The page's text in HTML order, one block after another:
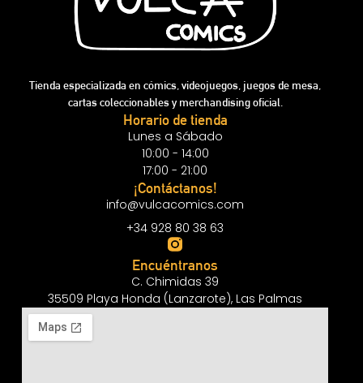
Tienda especializada en cómics, videojuegos, juegos de mesa,
cartas coleccionables y merchandising oficial.
Horario de tienda
Lunes a Sábado
10:00 - 14:00
17:00 - 21:00
¡Contáctanos!
info@vulcacomics.com
+34 928 80 38 63
Encuéntranos
C. Chimidas 39
35509 Playa Honda (Lanzarote), Las Palmas